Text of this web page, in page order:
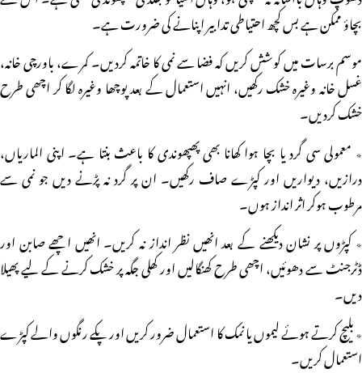
بچاؤ ممکن ہے بس کچھ احتیاطی تدابیر اپنانے کی ضرورت ہے۔
موسم برسات میں کوشش کریں کہ فضا سے نمی کا خاتمہ کردیں۔ کمرے، باورچی خانہ،
غسل خانہ وغیرہ خشک رکھیں، انہیں استعمال کے بعد پوچھا وغیرہ لگا کر اچھی طرح
خشک کردیں۔
٭ معمولی سی گرد یا بچا ہوا کھانا بھی پھپھوندی کا باعث بنتا ہے۔ اپنی الماریاں،
درازیں، دیواریں اور کپڑے صاف رکھیں۔ ان پر گرد نہ پڑنے دیں جو نمی سے
مرطوب ہوکر اثر انداز ہوں۔
٭ کپڑوں پر نشان دیکھنے کے بعد انھیں نظر انداز نہ کریں۔ انھیں اچھے صابن اور
ڈٹرجنٹ سے دھوئیں، اچھی طرح کھنگالیں اور کھلی جگہ پر خشک کرنے کے لیے پھیلا
دیں۔
٭ بلیچ کرتے ہوئے لیموں یا نمک کا استعمال ضرور کریں اور پکے رنگوں والے کپڑے
استعمال کریں۔